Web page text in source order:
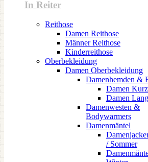
In Reiter
Reithose
Damen Reithose
Männer Reithose
Kinderreithose
Oberbekleidung
Damen Oberbekleidung
Damenhemden &
Damen
Damen
Damenwesten &
Bodywarmers
Damenmäntel
/ Sommer